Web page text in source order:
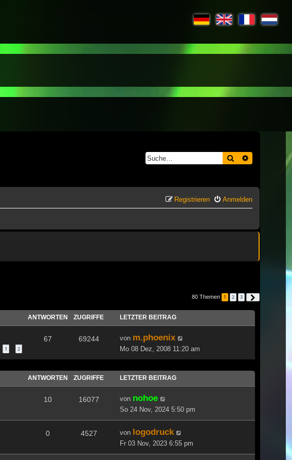
Suche Erweiterte
Anmelden
Registrieren
80 Themen 1 2 3
ANTWORTEN ZUGRIFFE LETZTER BEITRAG
1 2
67 69244 von m.phoenix
Mo 08 Dez, 2008 11:20 am
ANTWORTEN ZUGRIFFE LETZTER BEITRAG
10 16077 von nohoe
So 24 Nov, 2024 5:50 pm
0 4527 von logodruck
Fr 03 Nov, 2023 6:55 pm